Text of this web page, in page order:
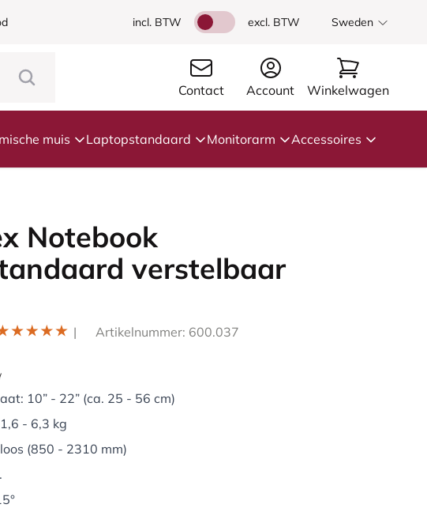
incl. BTW excl. BTW Sweden
Contact Account Winkelwagen
muis Laptopstandaard Monitorarm Accessoires
Notebook
verstelbaar
| Artikelnummer: 600.037
10” - 22” (ca. 25 - 56 cm)
- 6,3 kg
(850 - 2310 mm)